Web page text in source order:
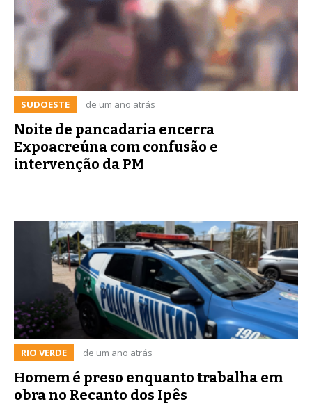
SUDOESTE de um ano atrás
Noite de pancadaria encerra
Expoacreúna com confusão e
intervenção da PM
RIO VERDE de um ano atrás
Homem é preso enquanto trabalha em
obra no Recanto dos Ipês